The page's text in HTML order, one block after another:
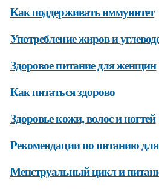
Как поддерживать иммунитет
Употребление жиров и
Здоровое питание для женщин
Как питаться здорово
Здоровье кожи, волос и ногтей
Рекомендации по питанию
Менструальный цикл и